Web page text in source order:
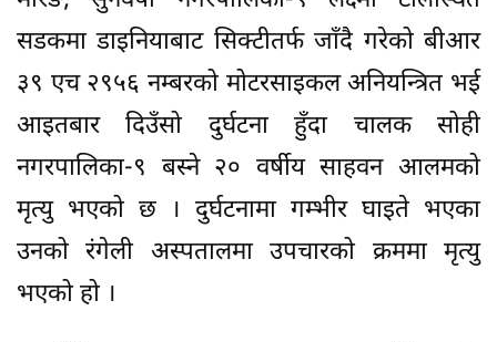
सडकमा डाइनियाबाट सिक्टीतर्फ जाँदै गरेको बीआर
३९ एच २९५६ नम्बरको मोटरसाइकल अनियन्त्रित भई
आइतबार दिउँसो दुर्घटना हुँदा चालक सोही
नगरपालिका-९ बस्ने २० वर्षीय साहवन आलमको
मृत्यु भएको छ । दुर्घटनामा गम्भीर घाइते भएका
उनको रंगेली अस्पतालमा उपचारको क्रममा मृत्यु
भएको हो ।